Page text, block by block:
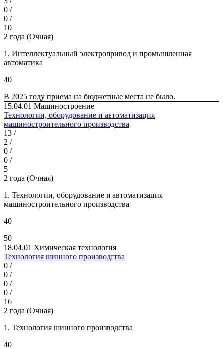
0 /
0 /
10
2 года (Очная)
1. Интеллектуальный электропривод и промышленная
автоматика
40
В 2025 году приема на бюд­жетные места не было.
15.04.01 Машиностроение
Технологии, оборудование и автоматизация
машиностроительного производства
13 /
2 /
0 /
0 /
5
2 года (Очная)
1. Технологии, оборудование и автоматизация
машиностроительного производства
40
50
18.04.01 Химическая технология
Технология шинного производства
0 /
0 /
0 /
0 /
16
2 года (Очная)
1. Технология шинного производства
40